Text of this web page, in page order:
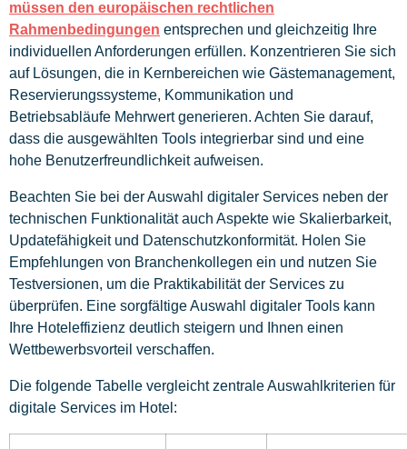
müssen den europäischen rechtlichen
Rahmenbedingungen entsprechen und gleichzeitig Ihre
individuellen Anforderungen erfüllen. Konzentrieren Sie sich
auf Lösungen, die in Kernbereichen wie Gästemanagement,
Reservierungssysteme, Kommunikation und
Betriebsabläufe Mehrwert generieren. Achten Sie darauf,
dass die ausgewählten Tools integrierbar sind und eine
hohe Benutzerfreundlichkeit aufweisen.
Beachten Sie bei der Auswahl digitaler Services neben der
technischen Funktionalität auch Aspekte wie Skalierbarkeit,
Updatefähigkeit und Datenschutzkonformität. Holen Sie
Empfehlungen von Branchenkollegen ein und nutzen Sie
Testversionen, um die Praktikabilität der Services zu
überprüfen. Eine sorgfältige Auswahl digitaler Tools kann
Ihre Hoteleffizienz deutlich steigern und Ihnen einen
Wettbewerbsvorteil verschaffen.
Die folgende Tabelle vergleicht zentrale Auswahlkriterien für
digitale Services im Hotel: